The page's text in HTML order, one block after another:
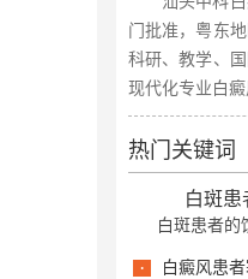
门批准，粤东
科研、教学、
现代化专业白
热门关键词
白斑患
白斑患者的
· 白癜风患